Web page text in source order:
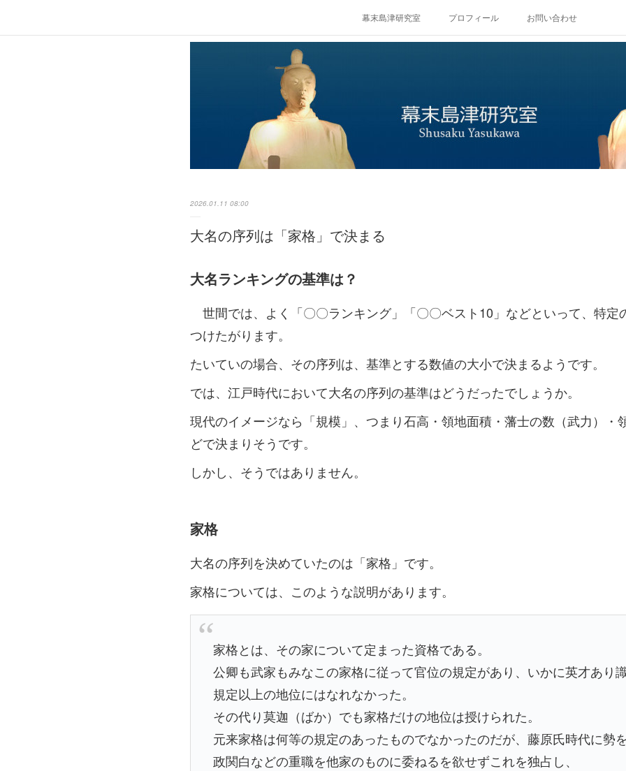
幕末島津研究室 プロフィール お問い合わせ
2026.01.11 08:00
大名の序列は「家格」で決まる
大名ランキングの基準は？
世間では、よく「〇〇ランキング」「〇〇ベスト10」などといって、特定
つけたがります。
たいていの場合、その序列は、基準とする数値の大小で決まるようです。
では、江戸時代において大名の序列の基準はどうだったでしょうか。
現代のイメージなら「規模」、つまり石高・領地面積・藩士の数（武力）・
どで決まりそうです。
しかし、そうではありません。
家格
大名の序列を決めていたのは「家格」です。
家格については、このような説明があります。
家格とは、その家について定まった資格である。
公卿も武家もみなこの家格に従って官位の規定があり、いかに英才あり
規定以上の地位にはなれなかった。
その代り莫迦（ばか）でも家格だけの地位は授けられた。
元来家格は何等の規定のあったものでなかったのだが、藤原氏時代に勢
政関白などの重職を他家のものに委ねるを欲せずこれを独占し、